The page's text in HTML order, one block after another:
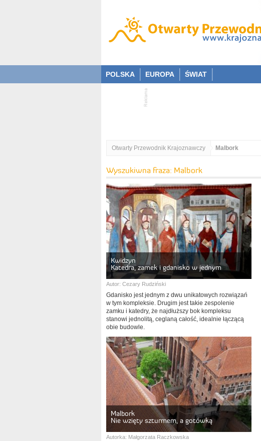
POLSKA EUROPA ŚWIAT
Otwarty Przewodnik Krajoznawczy Malbork
Wyszukiwna fraza: Malbork
Kwidzyn
Katedra, zamek i gdanisko w jednym
Autor: Cezary Rudziński
Gdanisko jest jednym z dwu unikatowych rozwiązań
w tym kompleksie. Drugim jest takie zespolenie
zamku i katedry, że najdłuższy bok kompleksu
stanowi jednolitą, ceglaną całość, idealnie łączącą
obie budowle.
Malbork
Nie wzięty szturmem, a gotówką
Autorka: Małgorzata Raczkowska